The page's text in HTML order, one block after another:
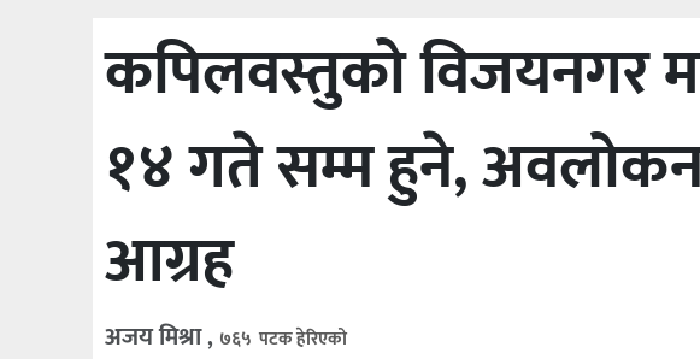
कपिलवस्तुको विजयनगर
१४ गते सम्म हुने,
आग्रह
अजय मिश्रा , ७६५ पटक हेरिएको